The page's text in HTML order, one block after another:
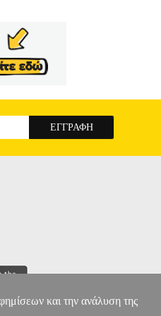
και την ανάλυση της